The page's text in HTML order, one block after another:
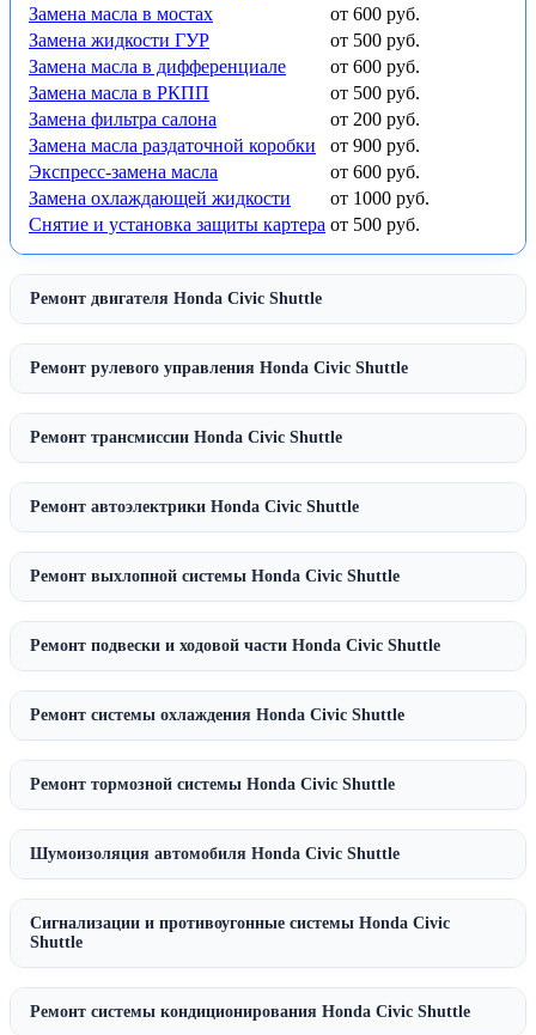
Замена масла в мостах
от 600 руб.
Замена жидкости ГУР
от 500 руб.
Замена масла в дифференциале
от 600 руб.
Замена масла в РКПП
от 500 руб.
Замена фильтра салона
от 200 руб.
Замена масла раздаточной коробки
от 900 руб.
Экспресс-замена масла
от 600 руб.
Замена охлаждающей жидкости
от 1000 руб.
Снятие и установка защиты картера от 500 руб.
Ремонт двигателя Honda Civic Shuttle
Ремонт рулевого управления Honda Civic Shuttle
Ремонт трансмиссии Honda Civic Shuttle
Ремонт автоэлектрики Honda Civic Shuttle
Ремонт выхлопной системы Honda Civic Shuttle
Ремонт подвески и ходовой части Honda Civic Shuttle
Ремонт системы охлаждения Honda Civic Shuttle
Ремонт тормозной системы Honda Civic Shuttle
Шумоизоляция автомобиля Honda Civic Shuttle
Сигнализации и противоугонные системы Honda Civic
Shuttle
Ремонт системы кондиционирования Honda Civic Shuttle